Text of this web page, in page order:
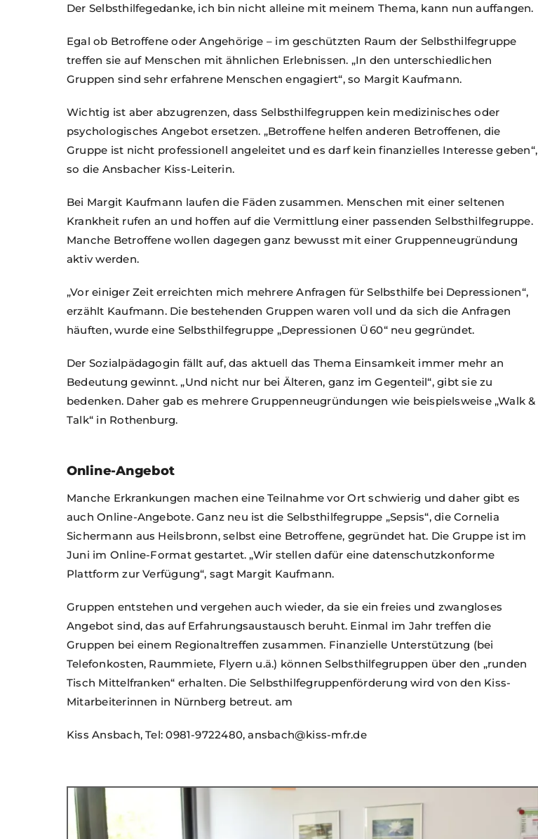
Der Selbsthilfegedanke‚ ich bin nicht alleine mit meinem Thema, kann nun auffangen.
Egal ob Betroffene oder Angehörige – im geschützten Raum der Selbsthilfegruppe
treffen sie auf Menschen mit ähnlichen Erlebnissen. „In den unterschiedlichen
Gruppen sind sehr erfahrene Menschen engagiert“, so Margit Kaufmann.
Wichtig ist aber abzugrenzen, dass Selbsthilfegruppen kein medizinisches oder
psychologisches Angebot ersetzen. „Betroffene helfen anderen Betroffenen, die
Gruppe ist nicht professionell angeleitet und es darf kein finanzielles Interesse geben“,
so die Ansbacher Kiss-Leiterin.
Bei Margit Kaufmann laufen die Fäden zusammen. Menschen mit einer seltenen
Krankheit rufen an und hoffen auf die Vermittlung einer passenden Selbsthilfegruppe.
Manche Betroffene wollen dagegen ganz bewusst mit einer Gruppenneugründung
aktiv werden.
„Vor einiger Zeit erreichten mich mehrere Anfragen für Selbsthilfe bei Depressionen“,
erzählt Kaufmann. Die bestehenden Gruppen waren voll und da sich die Anfragen
häuften, wurde eine Selbsthilfegruppe „Depressionen Ü 60“ neu gegründet.
Der Sozialpädagogin fällt auf, das aktuell das Thema Einsamkeit immer mehr an
Bedeutung gewinnt. „Und nicht nur bei Älteren, ganz im Gegenteil“, gibt sie zu
bedenken. Daher gab es mehrere Gruppenneugründungen wie beispielsweise „Walk &
Talk“ in Rothenburg.
Online-Angebot
Manche Erkrankungen machen eine Teilnahme vor Ort schwierig und daher gibt es
auch Online-Angebote. Ganz neu ist die Selbsthilfegruppe „Sepsis“, die Cornelia
Sichermann aus Heilsbronn, selbst eine Betroffene, gegründet hat. Die Gruppe ist im
Juni im Online-Format gestartet. „Wir stellen dafür eine datenschutzkonforme
Plattform zur Verfügung“, sagt Margit Kaufmann.
Gruppen entstehen und vergehen auch wieder, da sie ein freies und zwangloses
Angebot sind, das auf Erfahrungsaustausch beruht. Einmal im Jahr treffen die
Gruppen bei einem Regionaltreffen zusammen. Finanzielle Unterstützung (bei
Telefonkosten, Raummiete, Flyern u.ä.) können Selbsthilfegruppen über den „runden
Tisch Mittelfranken“ erhalten. Die Selbsthilfegruppenförderung wird von den Kiss-
Mitarbeiterinnen in Nürnberg betreut. am
Kiss Ansbach, Tel: 0981-9722480, ansbach@kiss-mfr.de